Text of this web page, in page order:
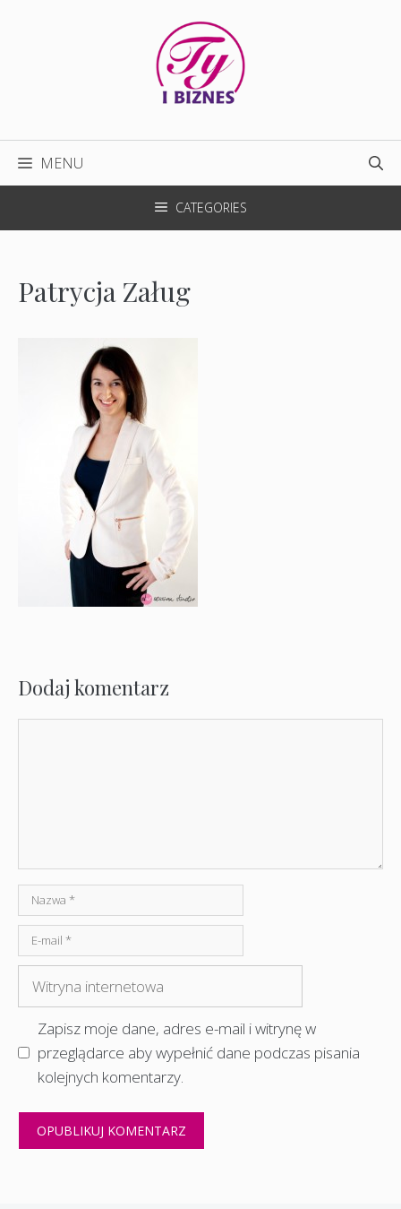
MENU
CATEGORIES
Patrycja Załug
Dodaj komentarz
Nazwa
mail
internetowa
Zapisz moje dane, adres e-mail i witrynę w
przeglądarce aby wypełnić dane podczas pisania
kolejnych komentarzy.